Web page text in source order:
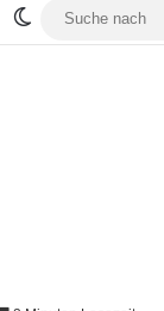
AT
Inhaltsverzeichnis
Skin umschalten